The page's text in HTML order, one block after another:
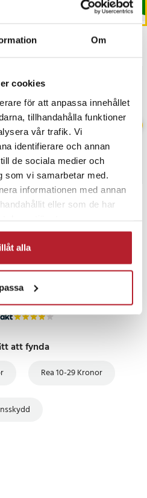
Om
cookies
för att anpassa innehållet
tillhandahålla funktioner
vår trafik. Vi
identifierare och annan
de sociala medier och
som vi samarbetar med.
informationen med annan
eller som de har
alla
att fynda
Rea 10-29 Kronor